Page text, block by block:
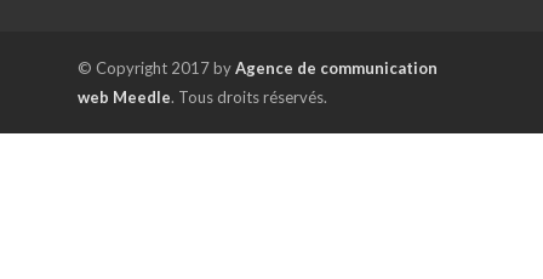
© Copyright 2017 byAgence de communication
web Meedle. Tous droits réservés.